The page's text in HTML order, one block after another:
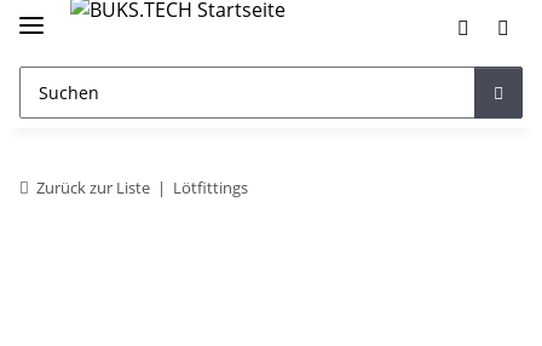
Zurück zur Liste Lötfittings